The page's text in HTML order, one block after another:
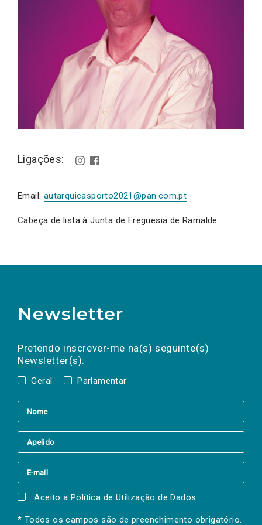
Ligações:
Email: autarquicasporto2021@pan.com.pt
Cabeça de lista à Junta de Freguesia de Ramalde.
Newsletter
Pretendo inscrever-me na(s) seguinte(s)
Newsletter(s):
Geral Parlamentar
a(s) newsletter(s).
mail
Aceito a Política de Utilização de Dados.
* Todos os campos são de preenchimento obrigatório.